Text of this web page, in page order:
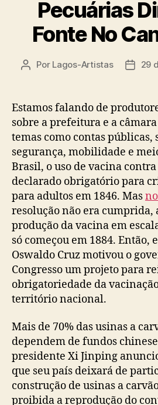
Pecuárias
Fonte No
Autor
Por Lagos-Artistas
Data
29
Estamos falando de
sobre a prefeitura e a
temas como contas públicas,
segurança, mobilidade e
Brasil, o uso de vacina
declarado obrigatório para
para adultos em 1846. Mas
resolução não era cumprida,
produção da vacina em
só começou em 1884. Então,
Oswaldo Cruz motivou o
Congresso um projeto para
obrigatoriedade da
território nacional.
Mais de 70% das usinas a
dependem de fundos
presidente Xi Jinping
que seu país deixará de
construção de usinas a
proibida a reprodução do